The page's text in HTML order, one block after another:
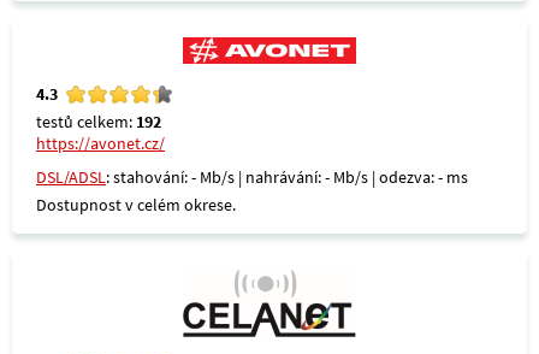
4.3
testů celkem: 192
https://avonet.cz/
DSL/ADSL: stahování: - Mb/s | nahrávání: - Mb/s | odezva: - ms
Dostupnost v celém okrese.